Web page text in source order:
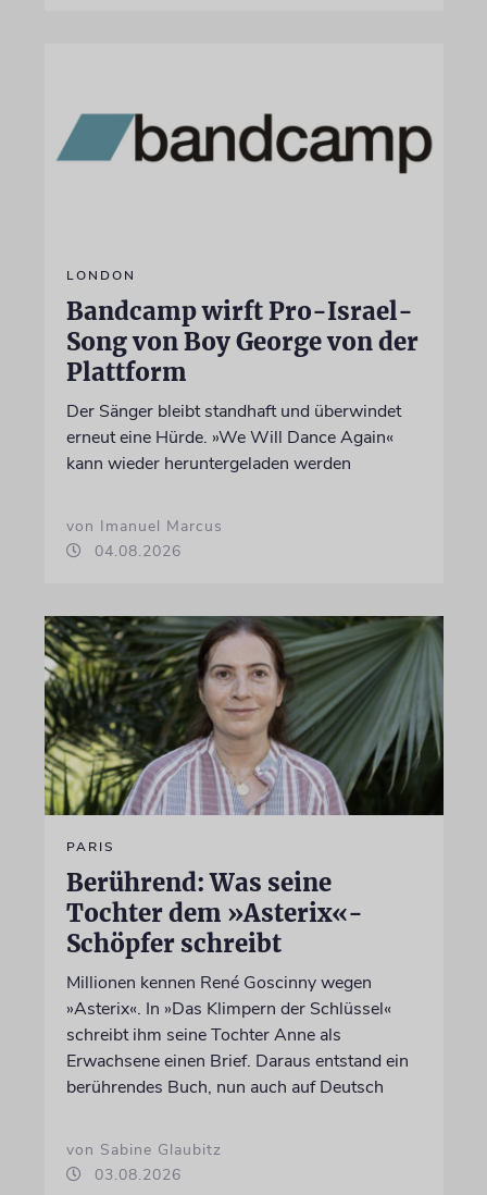
LONDON
Bandcamp wirft Pro-Israel-
Song von Boy George von der
Plattform
Der Sänger bleibt standhaft und überwindet
erneut eine Hürde. »We Will Dance Again«
kann wieder heruntergeladen werden
von Imanuel Marcus
04.08.2026
PARIS
Berührend: Was seine
Tochter dem »Asterix«-
Schöpfer schreibt
Millionen kennen René Goscinny wegen
»Asterix«. In »Das Klimpern der Schlüssel«
schreibt ihm seine Tochter Anne als
Erwachsene einen Brief. Daraus entstand ein
berührendes Buch, nun auch auf Deutsch
von Sabine Glaubitz
03.08.2026